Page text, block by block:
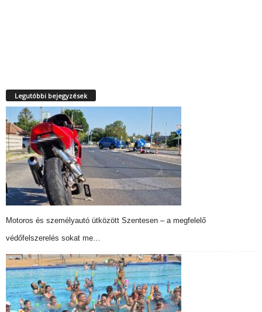
Legutóbbi bejegyzések
Motoros és személyautó ütközött Szentesen – a megfelelő
védőfelszerelés sokat me…